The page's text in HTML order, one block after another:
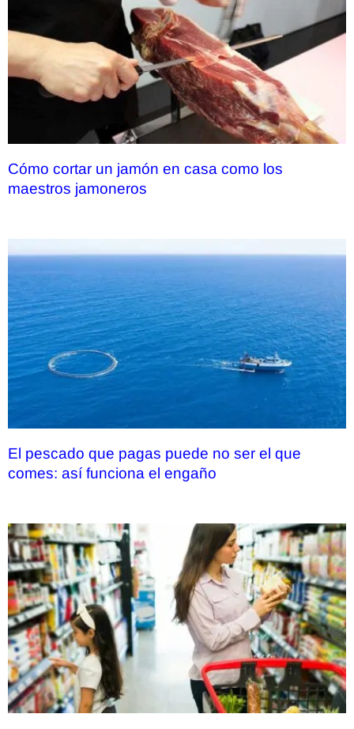
Cómo cortar un jamón en casa como los
maestros jamoneros
El pescado que pagas puede no ser el que
comes: así funciona el engaño